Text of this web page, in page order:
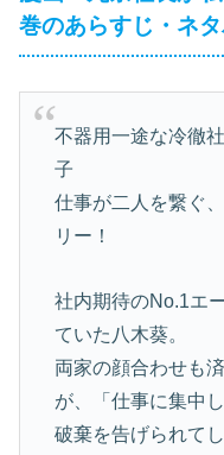
巻のあらすじ・ネ
不器用一途な冷徹
子
仕事が二人を繋ぐ
リー！
社内期待のNo.1エ
ていた八木葵。
両家の顔合わせも
が、「仕事に集中
破棄を告げられてし